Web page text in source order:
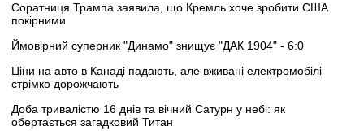
Соратниця Трампа заявила, що Кремль хоче зробити США
покірними
Ймовірний суперник "Динамо" знищує "ДАК 1904" - 6:0
Ціни на авто в Канаді падають, але вживані електромобілі
стрімко дорожчають
Доба тривалістю 16 днів та вічний Сатурн у небі: як
обертається загадковий Титан